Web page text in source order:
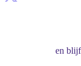
en